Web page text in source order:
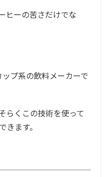
ヒーの苦さだけでな
プ系の飲料メーカーで
らくこの技術を使って
ます。